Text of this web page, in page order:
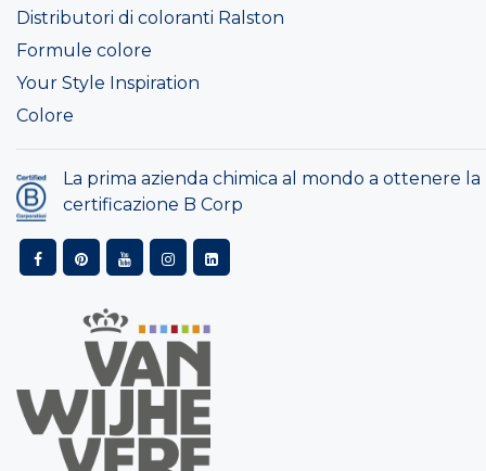
Distributori di coloranti Ralston
Formule colore
Your Style Inspiration
Colore
La prima azienda chimica al mondo a ottenere la
certificazione B Corp